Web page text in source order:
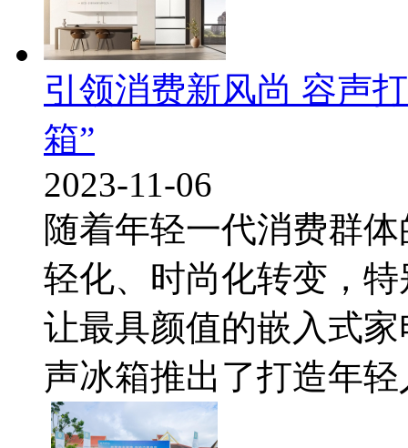
引领消费新风尚 容声
箱”
2023-11-06
随着年轻一代消费群
轻化、时尚化转变，
让最具颜值的嵌入式
声冰箱推出了打造年轻